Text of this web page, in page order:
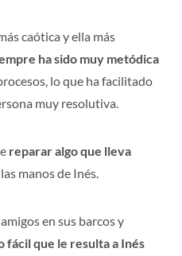
caótica y ella más
ha sido muy metódica
lo que ha facilitado
muy resolutiva.
reparar algo que lleva
manos de Inés.
en sus barcos y
fácil que le resulta a Inés